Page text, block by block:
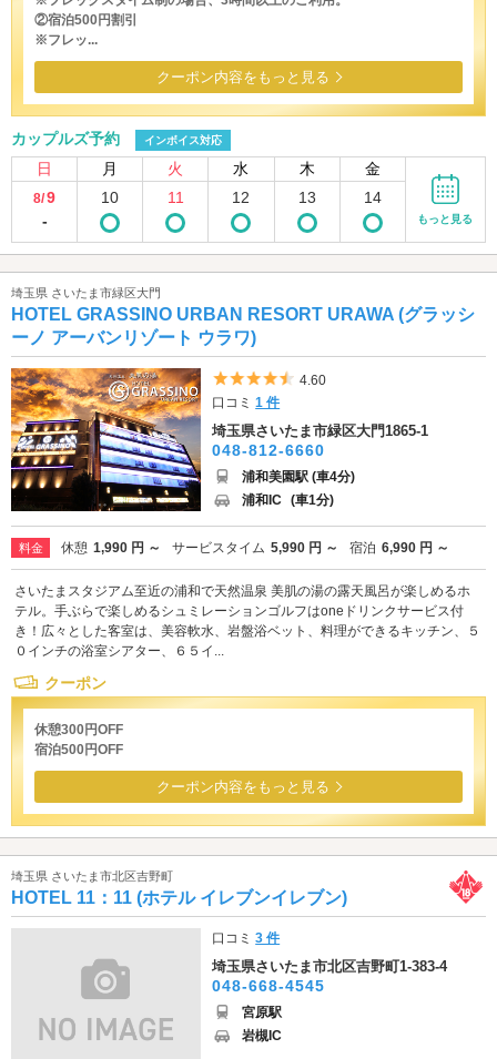
②宿泊500円割引
※フレッ...
クーポン内容をもっと見る
カップルズ予約 インボイス対応
日 月 火 水 木 金
8/9
-
10 11 12 13 14
もっと見る
埼玉県 さいたま市緑区大門
HOTEL GRASSINO URBAN RESORT URAWA (グラッシ
ーノ アーバンリゾート ウラワ)
5つ星のうち4.5
4.60
口コミ1 件
埼玉県さいたま市緑区大門1865-1
048-812-6660
浦和美園駅 (車4分)
浦和IC (車1分)
料金 休憩 1,990 円 ～ サービスタイム 5,990 円 ～ 宿泊 6,990 円 ～
さいたまスタジアム至近の浦和で天然温泉 美肌の湯の露天風呂が楽しめるホ
テル。手ぶらで楽しめるシュミレーションゴルフはoneドリンクサービス付
き！広々とした客室は、美容軟水、岩盤浴ベット、料理ができるキッチン、５
０インチの浴室シアター、６５イ...
クーポン
休憩300円OFF
宿泊500円OFF
クーポン内容をもっと見る
埼玉県 さいたま市北区吉野町
HOTEL 11：11 (ホテル イレブンイレブン)
口コミ3 件
埼玉県さいたま市北区吉野町1-383-4
048-668-4545
宮原駅
岩槻IC